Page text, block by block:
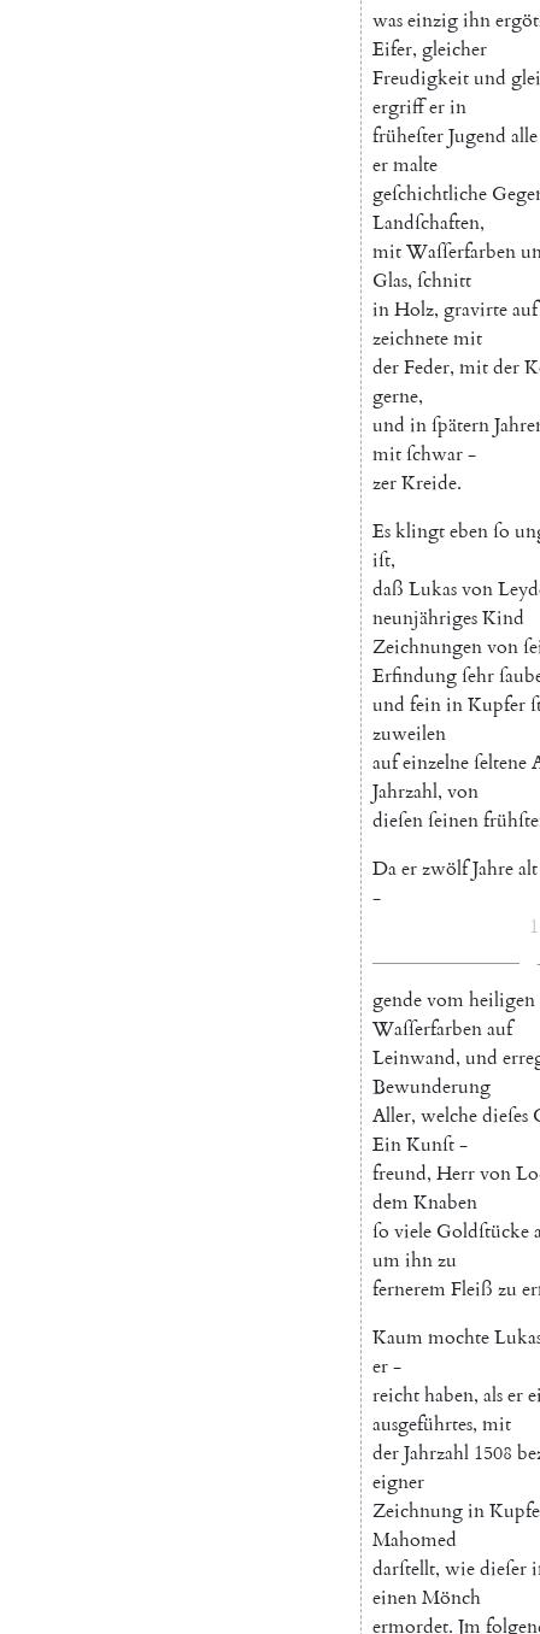
waseinzigihn
Eifer, gleicher
Freudigkeitund
ergrifferin
früheſterJugend alle
ermalte
geſchichtliche
Landſchaften,
mitWaſſerfarben
Glas, ſchnitt
inHolz, gravirteauf
zeichnetemit
derFeder, mitder
gerne,
und inſpätern
mitſchwar-
zerKreide.
Esklingtebenſo
iſt,
daß Lukasvon
neunjährigesKind
Zeichnungenvon
Erfindungſehr
und feininKupfer
zuweilen
aufeinzelneſeltene
Jahrzahl, von
dieſenſeinen
DaerzwölfJahrealt
-
1
gendevomheiligen
Waſſerfarbenauf
Leinwand, und
Bewunderung
Aller, welchedieſes
EinKunſt-
freund, Herrvon
demKnaben
ſo viele Goldſtücke
umihnzu
ferneremFleiß zu
Kaummochte
er-
reichthaben, alser
ausgeführtes, mit
derJahrzahl 1508
eigner
Zeichnungin
Mahomed
darſtellt, wiedieſer
einenMönch
ermordet. Jm